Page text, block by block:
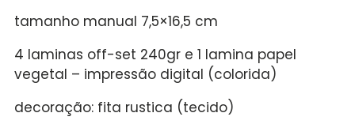
tamanho manual 7,5×16,5 cm
4 laminas off-set 240gr e 1 lamina papel
vegetal – impressão digital (colorida)
decoração: fita rustica (tecido)